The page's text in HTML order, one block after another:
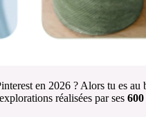
en 2026 ? Alors tu es au
réalisées par ses